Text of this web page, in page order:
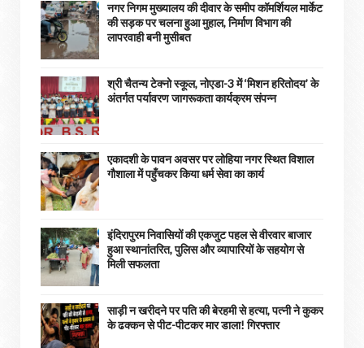
नगर निगम मुख्यालय की दीवार के समीप कॉमर्शियल मार्केट
की सड़क पर चलना हुआ मुहाल, निर्माण विभाग की
लापरवाही बनी मुसीबत
श्री चैतन्य टेक्नो स्कूल, नोएडा-3 में ‘मिशन हरितोदय’ के
अंतर्गत पर्यावरण जागरूकता कार्यक्रम संपन्न
एकादशी के पावन अवसर पर लोहिया नगर स्थित विशाल
गौशाला में पहुँचकर किया धर्म सेवा का कार्य
इंदिरापुरम निवासियों की एकजुट पहल से वीरवार बाजार
हुआ स्थानांतरित, पुलिस और व्यापारियों के सहयोग से
मिली सफलता
साड़ी न खरीदने पर पति की बेरहमी से हत्या, पत्नी ने कुकर
के ढक्कन से पीट-पीटकर मार डाला! गिरफ्तार